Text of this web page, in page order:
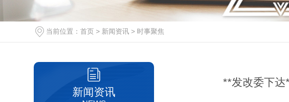
当前位置： 首页 > 新闻资讯 > 时事聚焦
新闻资讯
**发改委下达